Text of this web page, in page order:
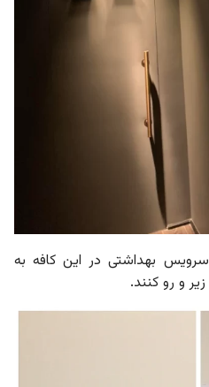
بهداشتی در این کافه به
و رو کنند.